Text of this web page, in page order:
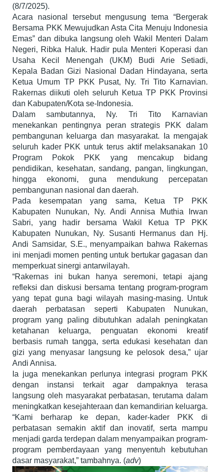
(8/7/2025).
Acara nasional tersebut mengusung tema “Bergerak
Bersama PKK Mewujudkan Asta Cita Menuju Indonesia
Emas” dan dibuka langsung oleh Wakil Menteri Dalam
Negeri, Ribka Haluk. Hadir pula Menteri Koperasi dan
Usaha Kecil Menengah (UKM) Budi Arie Setiadi,
Kepala Badan Gizi Nasional Dadan Hindayana, serta
Ketua Umum TP PKK Pusat, Ny. Tri Tito Karnavian.
Rakernas diikuti oleh seluruh Ketua TP PKK Provinsi
dan Kabupaten/Kota se-Indonesia.
Dalam sambutannya, Ny. Tri Tito Karnavian
menekankan pentingnya peran strategis PKK dalam
pembangunan keluarga dan masyarakat. Ia mengajak
seluruh kader PKK untuk terus aktif melaksanakan 10
Program Pokok PKK yang mencakup bidang
pendidikan, kesehatan, sandang, pangan, lingkungan,
hingga ekonomi, guna mendukung percepatan
pembangunan nasional dan daerah.
Pada kesempatan yang sama, Ketua TP PKK
Kabupaten Nunukan, Ny. Andi Annisa Muthia Irwan
Sabri, yang hadir bersama Wakil Ketua TP PKK
Kabupaten Nunukan, Ny. Susanti Hermanus dan Hj.
Andi Samsidar, S.E., menyampaikan bahwa Rakernas
ini menjadi momen penting untuk bertukar gagasan dan
memperkuat sinergi antarwilayah.
“Rakernas ini bukan hanya seremoni, tetapi ajang
refleksi dan diskusi bersama tentang program-program
yang tepat guna bagi wilayah masing-masing. Untuk
daerah perbatasan seperti Kabupaten Nunukan,
program yang paling dibutuhkan adalah peningkatan
ketahanan keluarga, penguatan ekonomi kreatif
berbasis rumah tangga, serta edukasi kesehatan dan
gizi yang menyasar langsung ke pelosok desa,” ujar
Andi Annisa.
Ia juga menekankan perlunya integrasi program PKK
dengan instansi terkait agar dampaknya terasa
langsung oleh masyarakat perbatasan, terutama dalam
meningkatkan kesejahteraan dan kemandirian keluarga.
“Kami berharap ke depan, kader-kader PKK di
perbatasan semakin aktif dan inovatif, serta mampu
menjadi garda terdepan dalam menyampaikan program-
program pemberdayaan yang menyentuh kebutuhan
dasar masyarakat,” tambahnya. (adv)